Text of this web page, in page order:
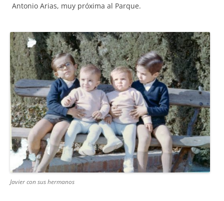
Antonio Arias, muy próxima al Parque.
Javier con sus hermanos